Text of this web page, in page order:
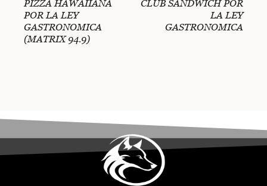
PIZZA HAWAIIANA
POR LA LEY
GASTRONOMICA
(MATRIX 94.9)
CLUB SANDWICH POR
LA LEY
GASTRONOMICA